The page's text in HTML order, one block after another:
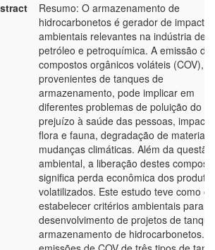
Resumo: O armazenamento de
hidrocarbonetos é gerador de impactos
ambientais relevantes na indústria de
petróleo e petroquímica. A emissão de
compostos orgânicos voláteis (COV),
provenientes de tanques de
armazenamento, pode implicar em
diferentes problemas de poluição do
prejuízo à saúde das pessoas,
flora e fauna, degradação de materiais
mudanças climáticas. Além da questão
ambiental, a liberação destes
significa perda econômica dos
volatilizados. Este estudo teve como
estabelecer critérios ambientais para o
desenvolvimento de projetos de
armazenamento de hidrocarbonetos.